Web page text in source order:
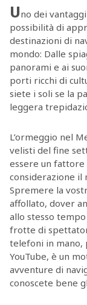
Uno dei
possibilità di
destinazioni di
mondo: Dalle
panorami e ai
porti ricchi di
siete i soli se la
leggera
L’ormeggio nel
velisti del fine
essere un
considerazione il
Spremere la
affollato, dover
allo stesso
frotte di
telefoni in mano,
YouTube, è un
avventure di
conoscete bene